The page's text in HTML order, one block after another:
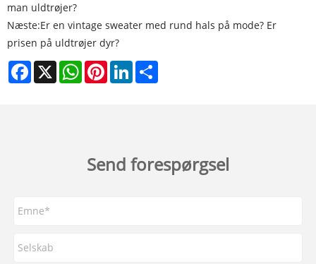
man uldtrøjer?
Næste:Er en vintage sweater med rund hals på mode? Er
prisen på uldtrøjer dyr?
Facebook
X WhatsAppPinterestLinkedIn
Send forespørgsel